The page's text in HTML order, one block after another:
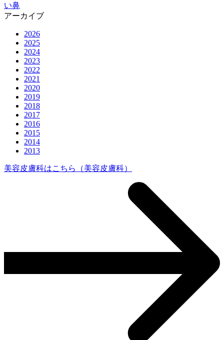
い鼻
アーカイブ
2026
2025
2024
2023
2022
2021
2020
2019
2018
2017
2016
2015
2014
2013
美容皮膚科はこちら （美容皮膚科）